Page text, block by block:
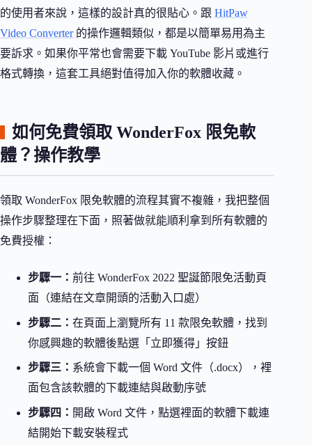
的使用者來說，這樣的設計真的很貼心。跟 HitPaw
Video Converter的操作邏輯類似，都是以簡單易用為主
要訴求。如果你平常也會需要下載 YouTube 影片或進行
格式轉換，這套工具絕對值得加入你的軟體收藏。
如何免費領取 WonderFox 限免軟
體？操作教學
領取 WonderFox 限免軟體的流程其實不複雜，我把整個
操作步驟整理在下面，照著做就能順利拿到所有軟體的
免費授權：
步驟一： 前往 WonderFox 2022 聖誕節限免活動頁
面（連結在文章開頭的活動入口處）
步驟二： 在頁面上瀏覽所有 11 款限免軟體，找到
你感興趣的軟體後點選「立即獲得」按鈕
步驟三： 系統會下載一個 Word 文件（.docx），裡
面包含該軟體的下載連結與啟動序號
步驟四： 開啟 Word 文件，點選裡面的軟體下載連
結開始下載安裝程式